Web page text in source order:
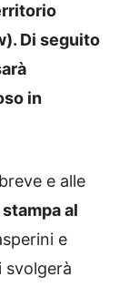
Di seguito
in
e alle
al
e
svolgerà